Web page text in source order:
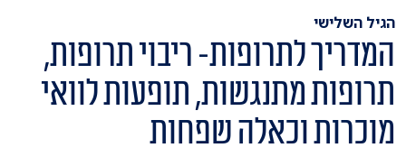
הגיל השלישי
המדריך לתרופות- ​ריבוי תרופות,
תרופות מתנגשות, תופעות לוואי
מוכרות וכאלה שפחות